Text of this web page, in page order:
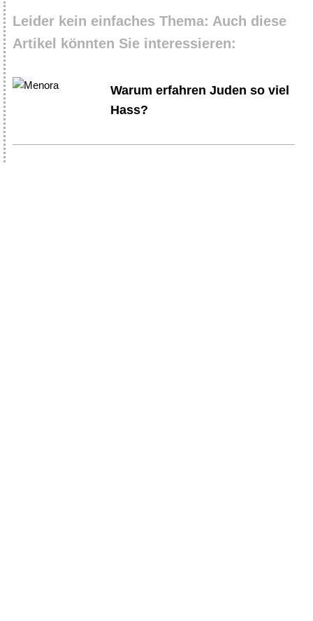
Leider kein einfaches Thema: Auch diese
Artikel könnten Sie interessieren:
Warum erfahren Juden so viel
Hass?